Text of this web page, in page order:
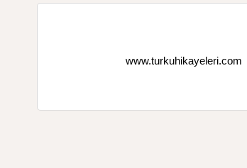
www.turkuhikayeleri.com